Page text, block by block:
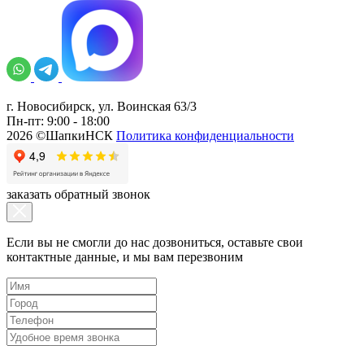
г. Новосибирск, ул. Воинская 63/3
Пн-пт: 9:00 - 18:00
2026 ©ШапкиНСК Политика конфиденциальности
заказать обратный звонок
Если вы не смогли до нас дозвониться, оставьте свои
контактные данные, и мы вам перезвоним